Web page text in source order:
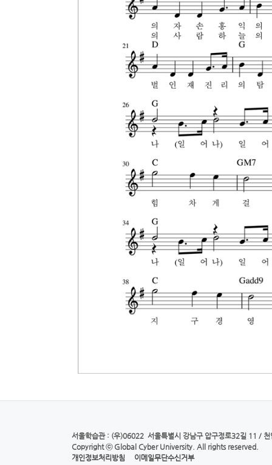
서울학습관: (우)06022 서울특별시 강남구 압구정로32길 11 / 천
Copyright ⓒ Global Cyber University. All rights reserved.
개인정보처리방침
이메일무단수신거부